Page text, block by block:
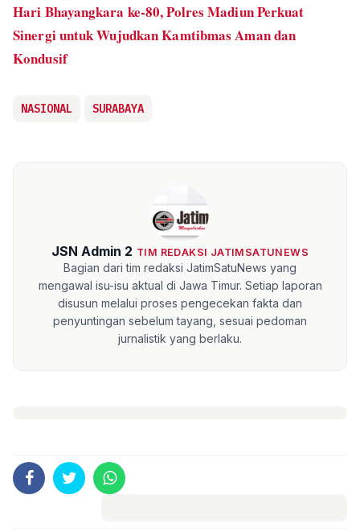
Hari Bhayangkara ke-80, Polres Madiun Perkuat
Sinergi untuk Wujudkan Kamtibmas Aman dan
Kondusif
NASIONAL SURABAYA
JSN Admin 2 TIM REDAKSI JATIMSATUNEWS
Bagian dari tim redaksi JatimSatuNews yang
mengawal isu-isu aktual di Jawa Timur. Setiap laporan
disusun melalui proses pengecekan fakta dan
penyuntingan sebelum tayang, sesuai pedoman
jurnalistik yang berlaku.